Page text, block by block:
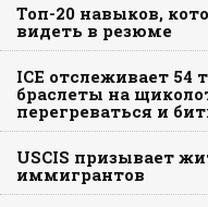
Топ-20 навыков,
видеть в резюме
ICE отслеживает 54
браслеты на
перегреваться и
USCIS призывает
иммигрантов